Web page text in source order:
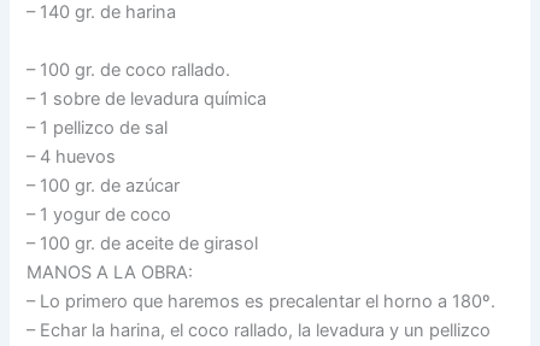
– 140 gr. de harina
– 100 gr. de coco rallado.
– 1 sobre de levadura química
– 1 pellizco de sal
– 4 huevos
– 100 gr. de azúcar
– 1 yogur de coco
– 100 gr. de aceite de girasol
MANOS A LA OBRA:
– Lo primero que haremos es precalentar el horno a 180º.
– Echar la harina, el coco rallado, la levadura y un pellizco